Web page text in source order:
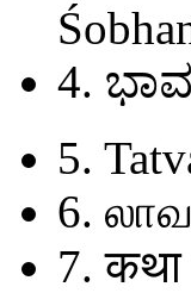
4.
5.
6.
7. कथा